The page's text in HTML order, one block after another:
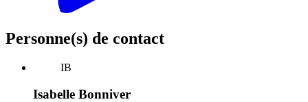
Personne(s) de contact
IB
Isabelle Bonniver